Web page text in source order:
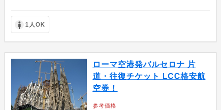
1人OK
ローマ空港発バルセロナ 片
道・往復チケット LCC格安航
空券！
参考価格